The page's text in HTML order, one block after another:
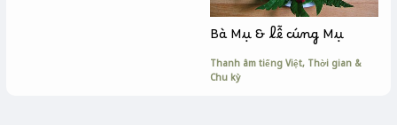
Bà Mụ & lễ cúng Mụ
Thanh âm tiếng Việt, Thời gian &
Chu kỳ